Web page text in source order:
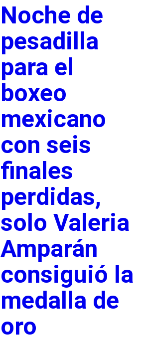
Noche de
pesadilla
para el
boxeo
mexicano
con seis
finales
perdidas,
solo Valeria
Amparán
consiguió la
medalla de
oro